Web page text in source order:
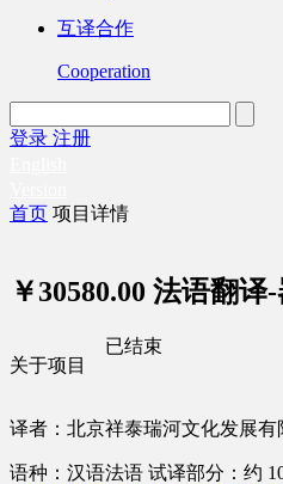
互译合作
Cooperation
登录 注册
首页 项目详情
￥30580.00 法语翻译
关于项目
译者：北京祥泰瑞河文化发展有
语种：汉语法语 试译部分：约
已结束